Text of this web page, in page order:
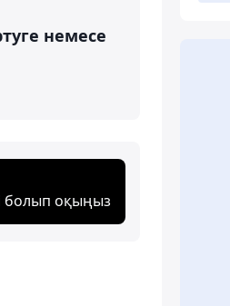
немесе
болып оқыңыз